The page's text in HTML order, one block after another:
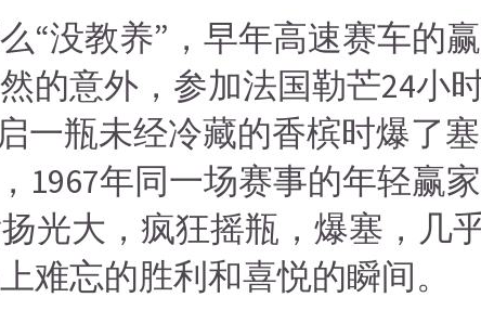
“没教养”，早年高速赛车的
的意外，参加法国勒芒24小
一瓶未经冷藏的香槟时爆了
1967年同一场赛事的年轻赢
光大，疯狂摇瓶，爆塞，几
难忘的胜利和喜悦的瞬间。